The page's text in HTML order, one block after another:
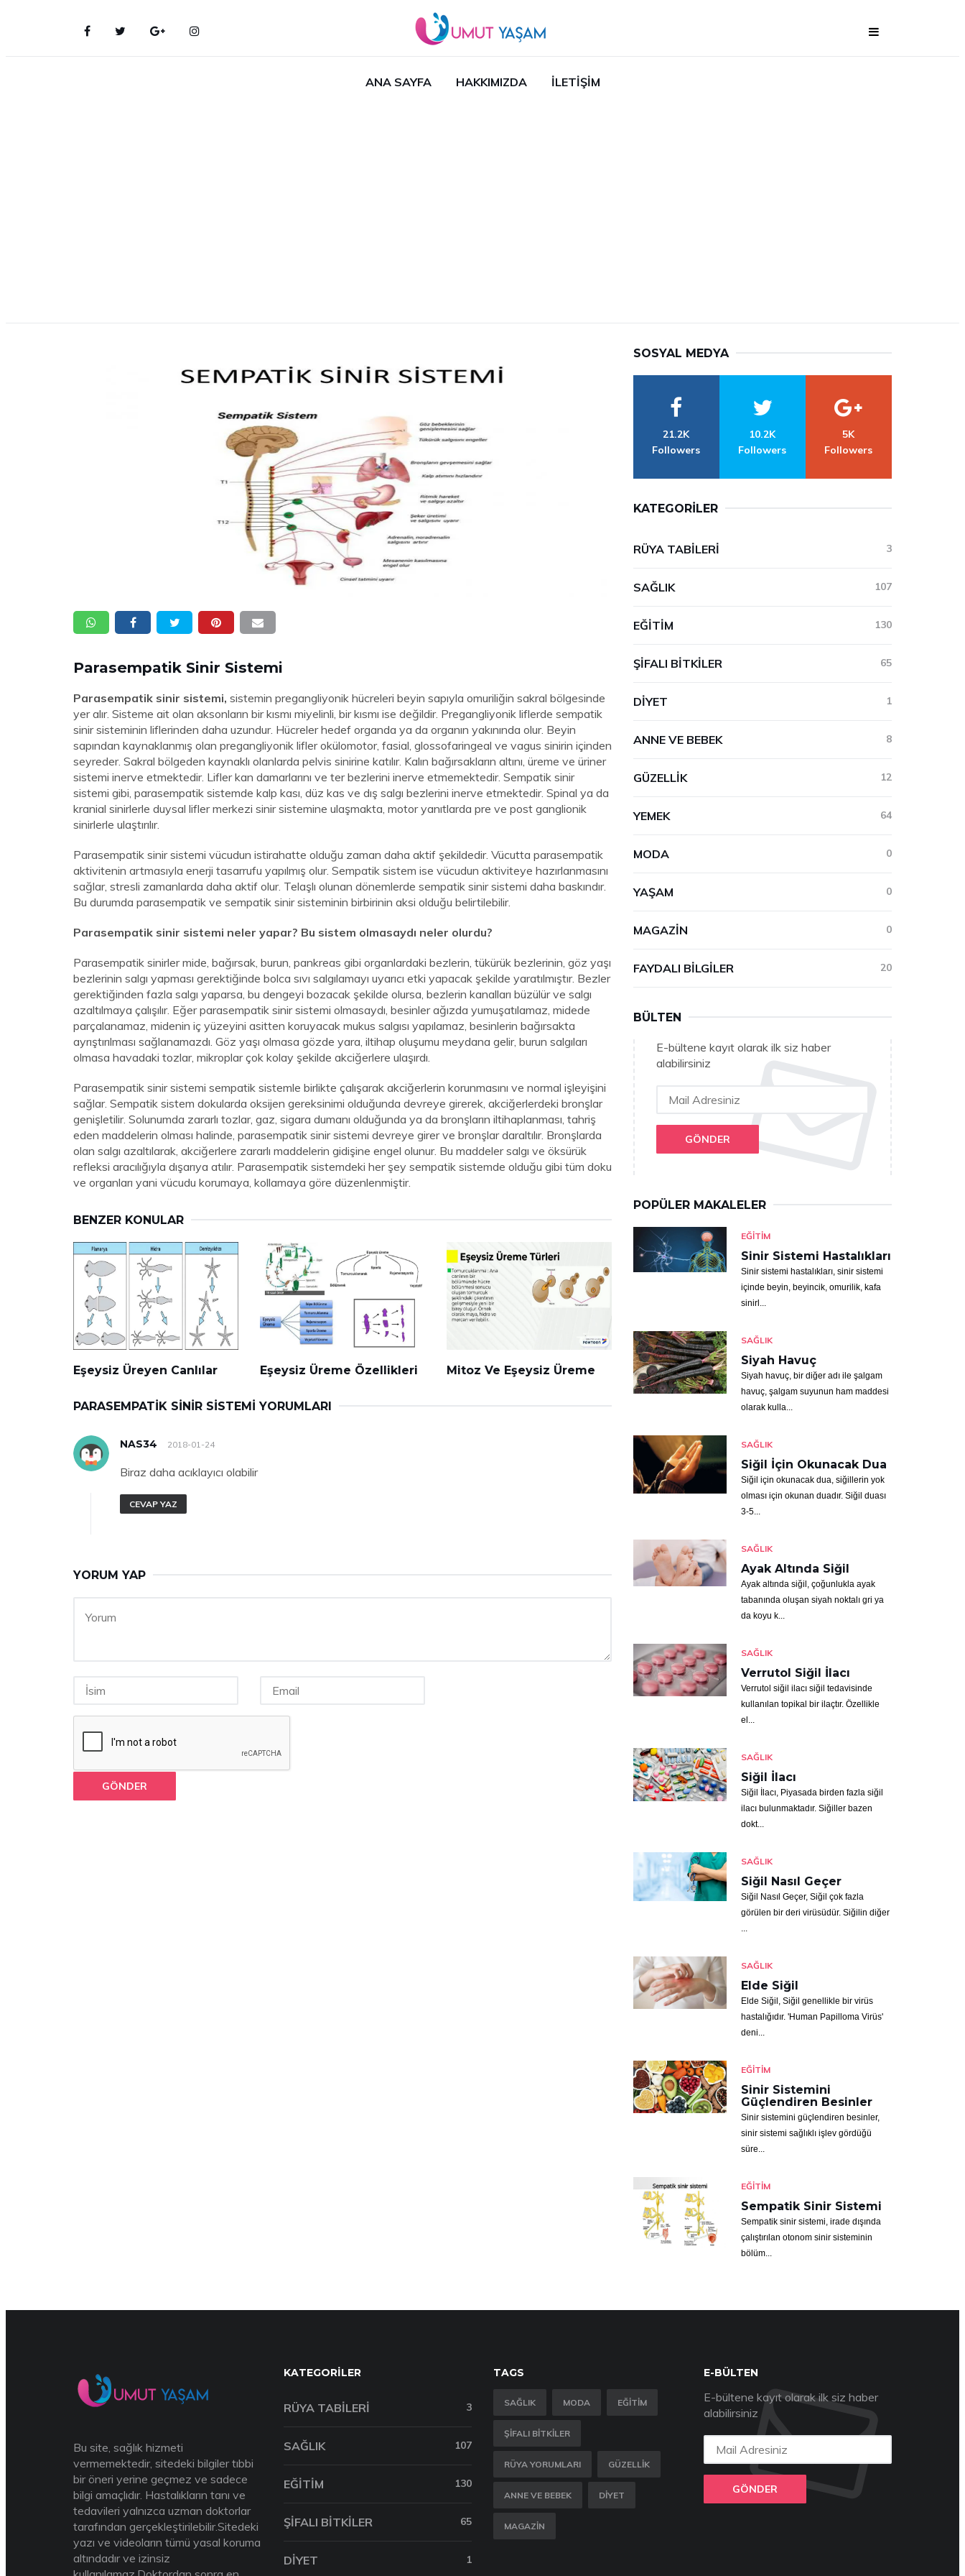
ANA SAYFA HAKKIMIZDA İLETIŞIM
Parasempatik Sinir Sistemi
Parasempatik sinir sistemi, sistemin pregangliyonik hücreleri beyin sapıyla omuriliğin sakral bölgesinde
yer alır. Sisteme ait olan aksonların bir kısmı miyelinli, bir kısmı ise değildir. Pregangliyonik liflerde sempatik
sinir sisteminin liflerinden daha uzundur. Hücreler hedef organda ya da organın yakınında olur. Beyin
sapından kaynaklanmış olan pregangliyonik lifler okülomotor, fasial, glossofaringeal ve vagus sinirin içinden
seyreder. Sakral bölgeden kaynaklı olanlarda pelvis sinirine katılır. Kalın bağırsakların altını, üreme ve üriner
sistemi inerve etmektedir. Lifler kan damarlarını ve ter bezlerini inerve etmemektedir. Sempatik sinir
sistemi gibi, parasempatik sistemde kalp kası, düz kas ve dış salgı bezlerini inerve etmektedir. Spinal ya da
kranial sinirlerle duysal lifler merkezi sinir sistemine ulaşmakta, motor yanıtlarda pre ve post ganglionik
sinirlerle ulaştırılır.
Parasempatik sinir sistemi vücudun istirahatte olduğu zaman daha aktif şekildedir. Vücutta parasempatik
aktivitenin artmasıyla enerji tasarrufu yapılmış olur. Sempatik sistem ise vücudun aktiviteye hazırlanmasını
sağlar, stresli zamanlarda daha aktif olur. Telaşlı olunan dönemlerde sempatik sinir sistemi daha baskındır.
Bu durumda parasempatik ve sempatik sinir sisteminin birbirinin aksi olduğu belirtilebilir.
Parasempatik sinir sistemi neler yapar? Bu sistem olmasaydı neler olurdu?
Parasempatik sinirler mide, bağırsak, burun, pankreas gibi organlardaki bezlerin, tükürük bezlerinin, göz yaşı
bezlerinin salgı yapması gerektiğinde bolca sıvı salgılamayı uyarıcı etki yapacak şekilde yaratılmıştır. Bezler
gerektiğinden fazla salgı yaparsa, bu dengeyi bozacak şekilde olursa, bezlerin kanalları büzülür ve salgı
azaltılmaya çalışılır. Eğer parasempatik sinir sistemi olmasaydı, besinler ağızda yumuşatılamaz, midede
parçalanamaz, midenin iç yüzeyini asitten koruyacak mukus salgısı yapılamaz, besinlerin bağırsakta
ayrıştırılması sağlanamazdı. Göz yaşı olmasa gözde yara, iltihap oluşumu meydana gelir, burun salgıları
olmasa havadaki tozlar, mikroplar çok kolay şekilde akciğerlere ulaşırdı.
Parasempatik sinir sistemi sempatik sistemle birlikte çalışarak akciğerlerin korunmasını ve normal işleyişini
sağlar. Sempatik sistem dokularda oksijen gereksinimi olduğunda devreye girerek, akciğerlerdeki bronşlar
genişletilir. Solunumda zararlı tozlar, gaz, sigara dumanı olduğunda ya da bronşların iltihaplanması, tahriş
eden maddelerin olması halinde, parasempatik sinir sistemi devreye girer ve bronşlar daraltılır. Bronşlarda
olan salgı azaltılarak, akciğerlere zararlı maddelerin gidişine engel olunur. Bu maddeler salgı ve öksürük
refleksi aracılığıyla dışarıya atılır. Parasempatik sistemdeki her şey sempatik sistemde olduğu gibi tüm doku
ve organları yani vücudu korumaya, kollamaya göre düzenlenmiştir.
BENZER KONULAR
Eşeysiz Üreyen Canlılar Eşeysiz Üreme Özellikleri Mitoz Ve Eşeysiz Üreme
PARASEMPATIK SINIR SISTEMI YORUMLARI
NAS34 2018-01-24
Biraz daha acıklayıcı olabilir
CEVAP YAZ
YORUM YAP
GÖNDER
SOSYAL MEDYA
21.2K
Followers
10.2K
Followers
5K
Followers
KATEGORILER
RÜYA TABILERI 3
SAĞLIK 107
EĞITIM 130
ŞIFALI BITKILER 65
DIYET 1
ANNE VE BEBEK 8
GÜZELLIK 12
YEMEK 64
MODA 0
YAŞAM 0
MAGAZIN 0
FAYDALI BILGILER 20
BÜLTEN
E-bültene kayıt olarak ilk siz haber
alabilirsiniz
GÖNDER
POPÜLER MAKALELER
EĞITIM
Sinir Sistemi Hastalıkları
Sinir sistemi hastalıkları, sinir sistemi
içinde beyin, beyincik, omurilik, kafa
sinirl...
SAĞLIK
Siyah Havuç
Siyah havuç, bir diğer adı ile şalgam
havuç, şalgam suyunun ham maddesi
olarak kulla...
SAĞLIK
Siğil İçin Okunacak Dua
Siğil için okunacak dua, siğillerin yok
olması için okunan duadır. Siğil duası
3-5...
SAĞLIK
Ayak Altında Siğil
Ayak altında siğil, çoğunlukla ayak
tabanında oluşan siyah noktalı gri ya
da koyu k...
SAĞLIK
Verrutol Siğil İlacı
Verrutol siğil ilacı siğil tedavisinde
kullanılan topikal bir ilaçtır. Özellikle
el...
SAĞLIK
Siğil İlacı
Siğil İlacı, Piyasada birden fazla siğil
ilacı bulunmaktadır. Siğiller bazen
dokt...
SAĞLIK
Siğil Nasıl Geçer
Siğil Nasıl Geçer, Siğil çok fazla
görülen bir deri virüsüdür. Siğilin diğer
...
SAĞLIK
Elde Siğil
Elde Siğil, Siğil genellikle bir virüs
hastalığıdır. 'Human Papilloma Virüs'
deni...
EĞITIM
Sinir Sistemini
Güçlendiren Besinler
Sinir sistemini güçlendiren besinler,
sinir sistemi sağlıklı işlev gördüğü
süre...
EĞITIM
Sempatik Sinir Sistemi
Sempatik sinir sistemi, irade dışında
çalıştırılan otonom sinir sisteminin
bölüm...
Bu site, sağlık hizmeti
vermemektedir, sitedeki bilgiler tıbbi
bir öneri yerine geçmez ve sadece
bilgi amaçlıdır. Hastalıkların tanı ve
tedavileri yalnızca uzman doktorlar
tarafından gerçekleştirilebilir.Sitedeki
yazı ve videoların tümü yasal koruma
altındadır ve izinsiz
KATEGORILER
RÜYA TABILERI 3
SAĞLIK 107
EĞITIM 130
ŞIFALI BITKILER 65
DIYET 1
TAGS
SAĞLIK MODA EĞITIM
ŞIFALI BITKILER
RÜYA YORUMLARI GÜZELLIK
ANNE VE BEBEK DIYET
MAGAZIN
E-BÜLTEN
E-bültene kayıt olarak ilk siz haber
alabilirsiniz
GÖNDER